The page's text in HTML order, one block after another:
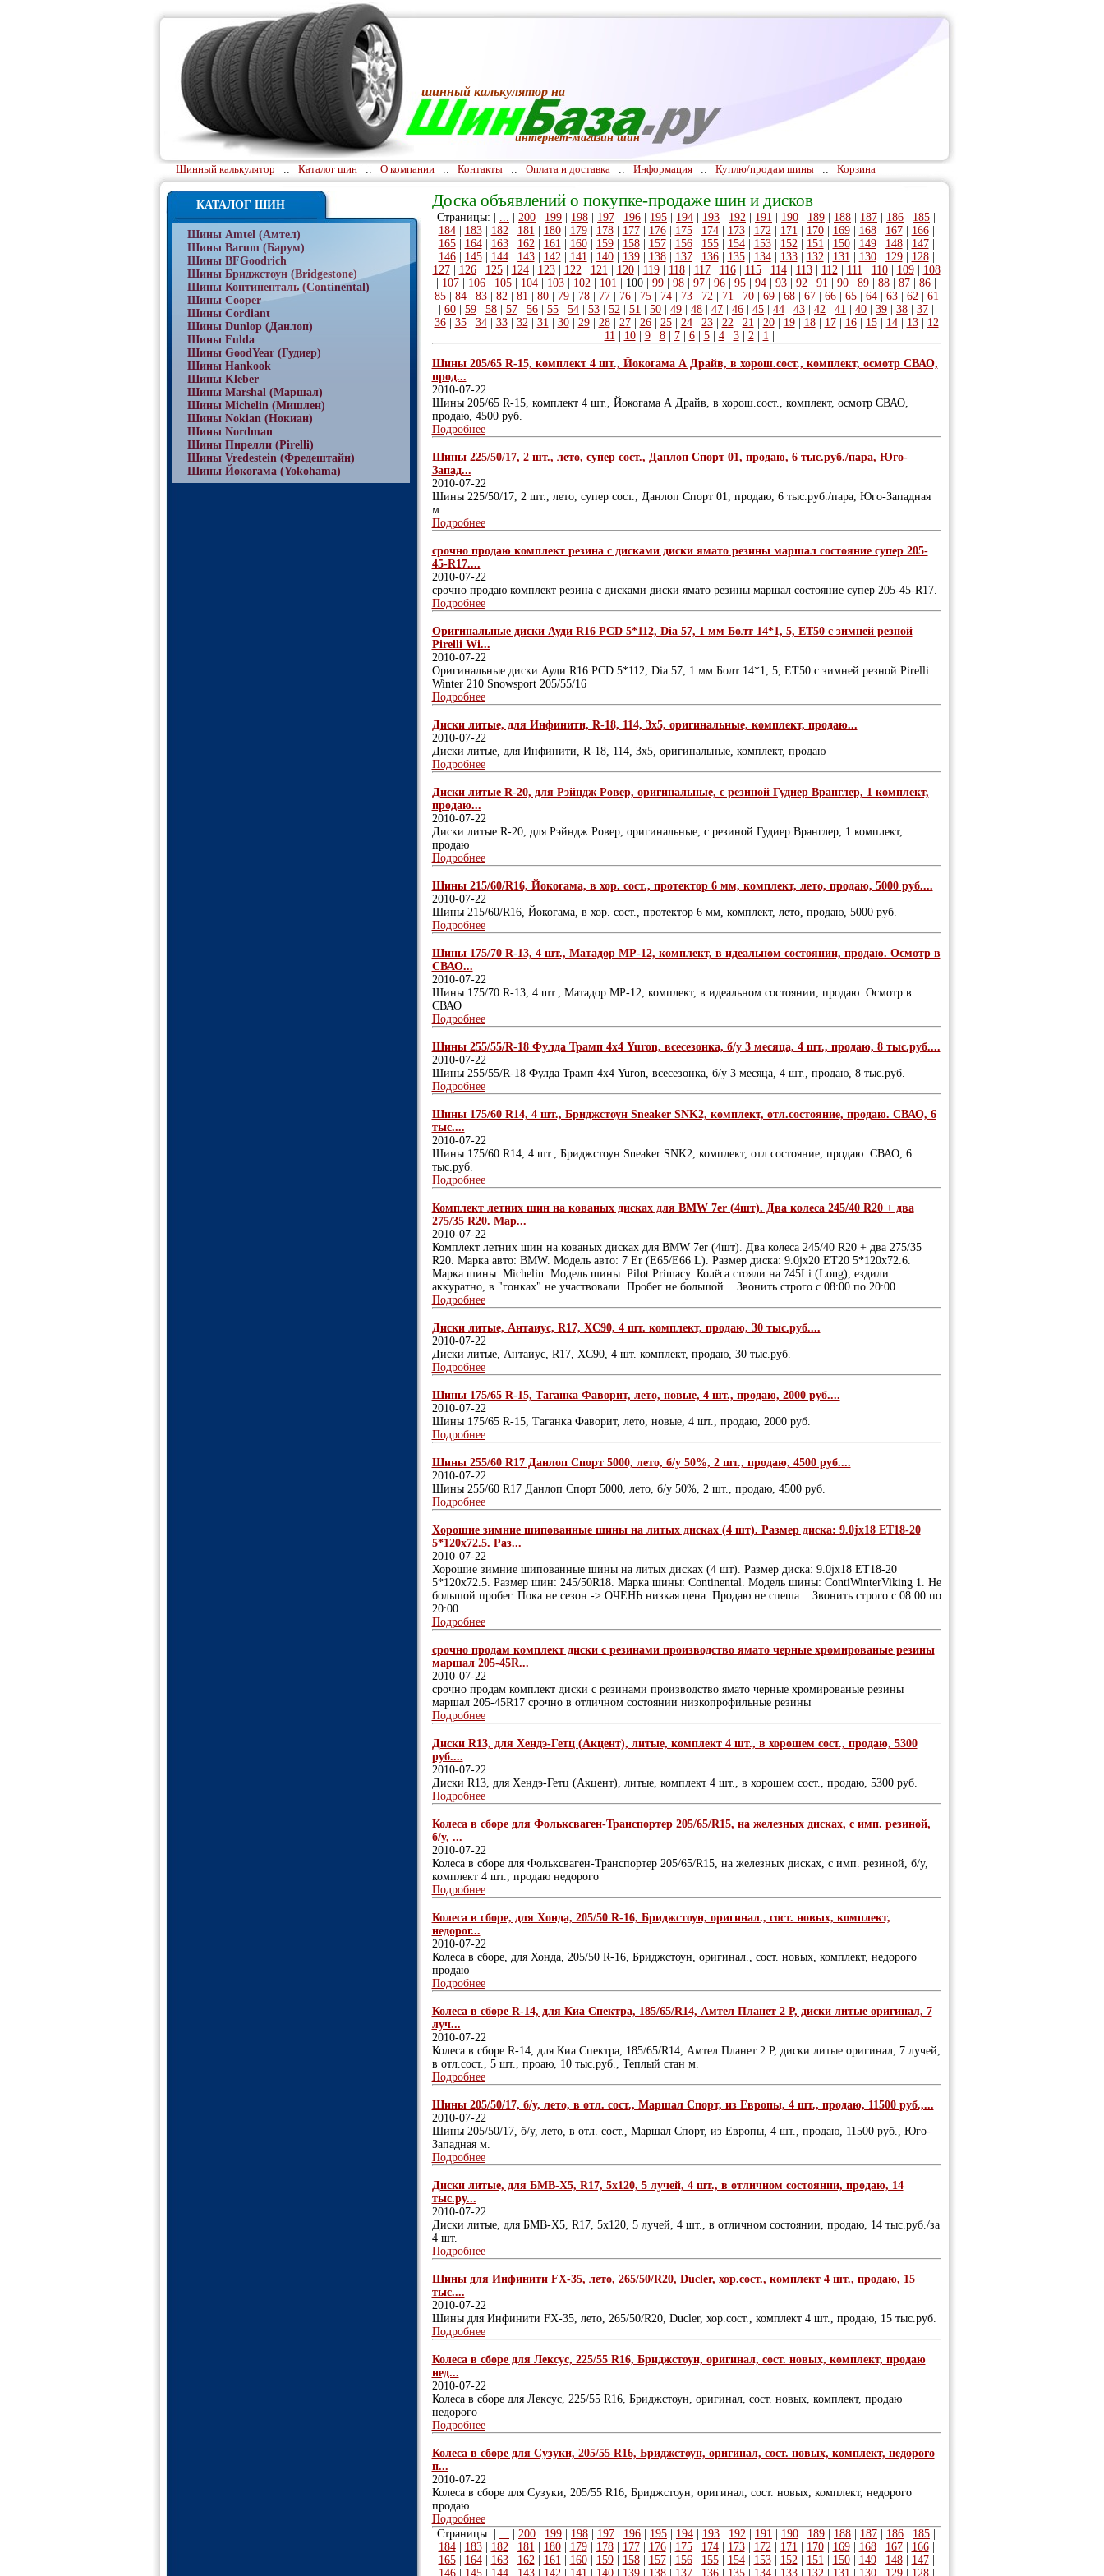
шинный калькуляторна
интернет-магазин шин
Шинный калькулятор :: Каталог шин :: О компании :: Контакты :: Оплата и доставка :: Информация :: Куплю/продам шины :: Корзина
КАТАЛОГ ШИН
Шины Amtel (Амтел)
Шины Barum (Барум)
Шины BFGoodrich
Шины Бриджстоун (Bridgestone)
Шины Континенталь (Continental)
Шины Cooper
Шины Cordiant
Шины Dunlop (Данлоп)
Шины Fulda
Шины GoodYear (Гудиер)
Шины Hankook
Шины Kleber
Шины Marshal (Маршал)
Шины Michelin (Мишлен)
Шины Nokian (Нокиан)
Шины Nordman
Шины Пирелли (Pirelli)
Шины Vredestein (Фредештайн)
Шины Йокогама (Yokohama)
Доска объявлений о покупке-продаже шин и дисков
Страницы: | ... 200 199 198 197 196 195 194 193 192 191 190 189 188 187 186 185
184| 183| 182| 181 180| 179| 178| 177| 176| 175| 174| 173| 172| 171 170| 169| 168| 167| 166|
165| 164| 163| 162| 161 160| 159| 158| 157| 156| 155| 154| 153| 152| 151 150| 149| 148| 147|
146| 145| 144| 143| 142| 141 140| 139| 138| 137| 136| 135| 134| 133| 132| 131 130| 129| 128|
127| 126| 125| 124| 123| 122| 121 120| 119| 118| 117| 116| 115| 114| 113| 112| 111 110| 109| 108
107 106 105 104 103 102 101 100 99 98 97 96 95 94 93 92 91 90 89 88 87 86
85| 84| 83| 82| 81 80| 79| 78| 77| 76| 75| 74| 73| 72| 71 70| 69| 68| 67| 66| 65| 64| 63| 62| 61
60 59 58 57 56 55 54 53 52 51 50 49 48 47 46 45 44 43 42 41 40 39 38 37
36| 35| 34| 33| 32| 31 30| 29| 28| 27| 26| 25| 24| 23| 22| 21 20| 19| 18| 17| 16| 15| 14| 13| 12
11 10| 9| 8| 7| 6| 5| 4| 3| 2| 1
Шины 205/65 R-15, комплект 4 шт., Йокогама А Драйв, в хорош.сост., комплект, осмотр СВАО,
прод...
2010-07-22
Шины 205/65 R-15, комплект 4 шт., Йокогама А Драйв, в хорош.сост., комплект, осмотр СВАО,
продаю, 4500 руб.
Подробнее
Шины 225/50/17, 2 шт., лето, супер сост., Данлоп Спорт 01, продаю, 6 тыс.руб./пара, Юго-
Запад...
2010-07-22
Шины 225/50/17, 2 шт., лето, супер сост., Данлоп Спорт 01, продаю, 6 тыс.руб./пара, Юго-Западная
м.
Подробнее
срочно продаю комплект резина с дисками диски ямато резины маршал состояние супер 205-
45-R17....
2010-07-22
срочно продаю комплект резина с дисками диски ямато резины маршал состояние супер 205-45-R17.
Подробнее
Оригинальные диски Ауди R16 PCD 5*112, Dia 57, 1 мм Болт 14*1, 5, ET50 с зимней резной
Pirelli Wi...
2010-07-22
Оригинальные диски Ауди R16 PCD 5*112, Dia 57, 1 мм Болт 14*1, 5, ET50 с зимней резной Pirelli
Winter 210 Snowsport 205/55/16
Подробнее
Диски литые, для Инфинити, R-18, 114, 3х5, оригинальные, комплект, продаю...
2010-07-22
Диски литые, для Инфинити, R-18, 114, 3х5, оригинальные, комплект, продаю
Подробнее
Диски литые R-20, для Рэйндж Ровер, оригинальные, с резиной Гудиер Вранглер, 1 комплект,
продаю...
2010-07-22
Диски литые R-20, для Рэйндж Ровер, оригинальные, с резиной Гудиер Вранглер, 1 комплект,
продаю
Подробнее
Шины 215/60/R16, Йокогама, в хор. сост., протектор 6 мм, комплект, лето, продаю, 5000 руб....
2010-07-22
Шины 215/60/R16, Йокогама, в хор. сост., протектор 6 мм, комплект, лето, продаю, 5000 руб.
Подробнее
Шины 175/70 R-13, 4 шт., Матадор МР-12, комплект, в идеальном состоянии, продаю. Осмотр в
СВАО...
2010-07-22
Шины 175/70 R-13, 4 шт., Матадор МР-12, комплект, в идеальном состоянии, продаю. Осмотр в
СВАО
Подробнее
Шины 255/55/R-18 Фулда Трамп 4х4 Yuron, всесезонка, б/у 3 месяца, 4 шт., продаю, 8 тыс.руб....
2010-07-22
Шины 255/55/R-18 Фулда Трамп 4х4 Yuron, всесезонка, б/у 3 месяца, 4 шт., продаю, 8 тыс.руб.
Подробнее
Шины 175/60 R14, 4 шт., Бриджстоун Sneaker SNK2, комплект, отл.состояние, продаю. СВАО, 6
тыс....
2010-07-22
Шины 175/60 R14, 4 шт., Бриджстоун Sneaker SNK2, комплект, отл.состояние, продаю. СВАО, 6
тыс.руб.
Подробнее
Комплект летних шин на кованых дисках для BMW 7er (4шт). Два колеса 245/40 R20 + два
275/35 R20. Мар...
2010-07-22
Комплект летних шин на кованых дисках для BMW 7er (4шт). Два колеса 245/40 R20 + два 275/35
R20. Марка авто: BMW. Модель авто: 7 Er (E65/E66 L). Размер диска: 9.0jx20 ET20 5*120x72.6.
Марка шины: Michelin. Модель шины: Pilot Primacy. Колёса стояли на 745Li (Long), ездили
аккуратно, в "гонках" не участвовали. Пробег не большой... Звонить строго с 08:00 по 20:00.
Подробнее
Диски литые, Антаиус, R17, XC90, 4 шт. комплект, продаю, 30 тыс.руб....
2010-07-22
Диски литые, Антаиус, R17, XC90, 4 шт. комплект, продаю, 30 тыс.руб.
Подробнее
Шины 175/65 R-15, Таганка Фаворит, лето, новые, 4 шт., продаю, 2000 руб....
2010-07-22
Шины 175/65 R-15, Таганка Фаворит, лето, новые, 4 шт., продаю, 2000 руб.
Подробнее
Шины 255/60 R17 Данлоп Спорт 5000, лето, б/у 50%, 2 шт., продаю, 4500 руб....
2010-07-22
Шины 255/60 R17 Данлоп Спорт 5000, лето, б/у 50%, 2 шт., продаю, 4500 руб.
Подробнее
Хорошие зимние шипованные шины на литых дисках (4 шт). Размер диска: 9.0jx18 ET18-20
5*120x72.5. Раз...
2010-07-22
Хорошие зимние шипованные шины на литых дисках (4 шт). Размер диска: 9.0jx18 ET18-20
5*120x72.5. Размер шин: 245/50R18. Марка шины: Continental. Модель шины: ContiWinterViking 1. Не
большой пробег. Пока не сезон -> ОЧЕНЬ низкая цена. Продаю не спеша... Звонить строго с 08:00 по
20:00.
Подробнее
срочно продам комплект диски с резинами производство ямато черные хромированые резины
маршал 205-45R...
2010-07-22
срочно продам комплект диски с резинами производство ямато черные хромированые резины
маршал 205-45R17 срочно в отличном состоянии низкопрофильные резины
Подробнее
Диски R13, для Хендэ-Гетц (Акцент), литые, комплект 4 шт., в хорошем сост., продаю, 5300
руб....
2010-07-22
Диски R13, для Хендэ-Гетц (Акцент), литые, комплект 4 шт., в хорошем сост., продаю, 5300 руб.
Подробнее
Колеса в сборе для Фольксваген-Транспортер 205/65/R15, на железных дисках, с имп. резиной,
б/у, ...
2010-07-22
Колеса в сборе для Фольксваген-Транспортер 205/65/R15, на железных дисках, с имп. резиной, б/у,
комплект 4 шт., продаю недорого
Подробнее
Колеса в сборе, для Хонда, 205/50 R-16, Бриджстоун, оригинал., сост. новых, комплект,
недорог...
2010-07-22
Колеса в сборе, для Хонда, 205/50 R-16, Бриджстоун, оригинал., сост. новых, комплект, недорого
продаю
Подробнее
Колеса в сборе R-14, для Киа Спектра, 185/65/R14, Амтел Планет 2 Р, диски литые оригинал, 7
луч...
2010-07-22
Колеса в сборе R-14, для Киа Спектра, 185/65/R14, Амтел Планет 2 Р, диски литые оригинал, 7 лучей,
в отл.сост., 5 шт., проаю, 10 тыс.руб., Теплый стан м.
Подробнее
Шины 205/50/17, б/у, лето, в отл. сост., Маршал Спорт, из Европы, 4 шт., продаю, 11500 руб.,...
2010-07-22
Шины 205/50/17, б/у, лето, в отл. сост., Маршал Спорт, из Европы, 4 шт., продаю, 11500 руб., Юго-
Западная м.
Подробнее
Диски литые, для БМВ-Х5, R17, 5х120, 5 лучей, 4 шт., в отличном состоянии, продаю, 14
тыс.ру...
2010-07-22
Диски литые, для БМВ-Х5, R17, 5х120, 5 лучей, 4 шт., в отличном состоянии, продаю, 14 тыс.руб./за
4 шт.
Подробнее
Шины для Инфинити FX-35, лето, 265/50/R20, Ducler, хор.сост., комплект 4 шт., продаю, 15
тыс....
2010-07-22
Шины для Инфинити FX-35, лето, 265/50/R20, Ducler, хор.сост., комплект 4 шт., продаю, 15 тыс.руб.
Подробнее
Колеса в сборе для Лексус, 225/55 R16, Бриджстоун, оригинал, сост. новых, комплект, продаю
нед...
2010-07-22
Колеса в сборе для Лексус, 225/55 R16, Бриджстоун, оригинал, сост. новых, комплект, продаю
недорого
Подробнее
Колеса в сборе для Сузуки, 205/55 R16, Бриджстоун, оригинал, сост. новых, комплект, недорого
п...
2010-07-22
Колеса в сборе для Сузуки, 205/55 R16, Бриджстоун, оригинал, сост. новых, комплект, недорого
продаю
Подробнее
Страницы: | ... 200 199 198 197 196 195 194 193 192 191 190 189 188 187 186 185
184| 183| 182| 181 180| 179| 178| 177| 176| 175| 174| 173| 172| 171 170| 169| 168| 167| 166|
165| 164| 163| 162| 161 160| 159| 158| 157| 156| 155| 154| 153| 152| 151 150| 149| 148| 147|
146| 145| 144| 143| 142 141 140| 139| 138| 137| 136| 135| 134| 133| 132 131 130| 129| 128|